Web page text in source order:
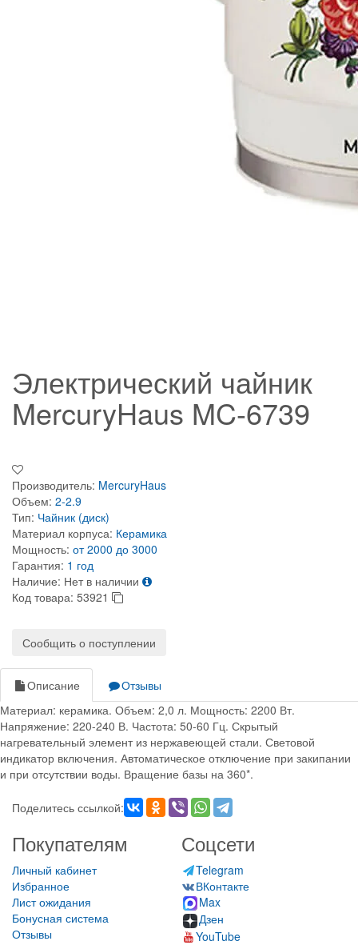
Электрический чайник
MercuryHaus MC-6739
Производитель: MercuryHaus
Объем: 2-2.9
Тип: Чайник (диск)
Материал корпуса: Керамика
Мощность: от 2000 до 3000
Гарантия: 1 год
Наличие: Нет в наличии
Код товара: 53921
Сообщить о поступлении
Описание
Отзывы
Материал: керамика. Объем: 2,0 л. Мощность: 2200 Вт.
Напряжение: 220-240 В. Частота: 50-60 Гц. Скрытый
нагревательный элемент из нержавеющей стали. Световой
индикатор включения. Автоматическое отключение при закипании
и при отсутствии воды. Вращение базы на 360*.
Поделитесь ссылкой:
Покупателям
Личный кабинет
Избранное
Лист ожидания
Бонусная система
Отзывы
Соцсети
Telegram
ВКонтакте
Max
Дзен
YouTube